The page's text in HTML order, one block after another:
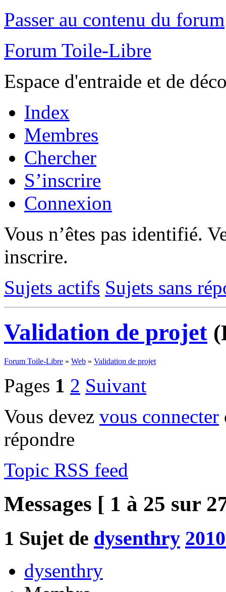
Passer au contenu du forum
Forum Toile-Libre
Espace d'entraide et de
Index
Membres
Chercher
S’inscrire
Connexion
Vous n’êtes pas identifié.
inscrire.
Sujets actifs Sujets sans
Validation de projet
Forum Toile-Libre » Web » Validation de projet
Pages 1 2 Suivant
Vous devez vous connecter
répondre
Topic RSS feed
Messages [ 1 à 25 sur
1 Sujet de dysenthry
dysenthry